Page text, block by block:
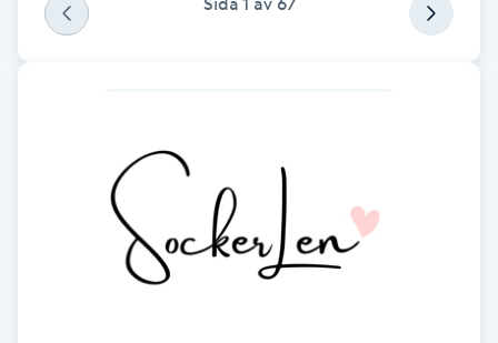
Fotsvamp
Fransborttagning
Fransfärgning